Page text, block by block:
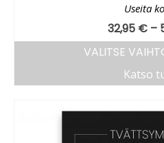
Useita
32,95 € –
VALITSE
Katso